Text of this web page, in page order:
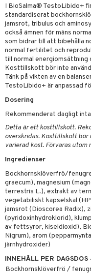
I BioSalma® TestoLibido+
standardiserat
jamsrot, tribulus och
också ämnen för mäns
som bidrar till att bibehålla
normal fertilitet och
till normal
Kosttillskott bör inte
Tänk på vikten av en
TestoLibido+ är anpassad
Dosering
Rekommenderat dagligt
Detta är ett kosttillskott.
överskridas. Kosttillskott
varierad kost. Förvaras utom
Ingredienser
Bockhornsklöverfrö/
graecum), magnesium
terrestris L.), extrakt av
vegetabiliskt kapselskal
jamsrot (Dioscorea Radix),
(pyridoxinhydroklorid),
av fettsyror, kiseldioxid),
Nigrum), arom
järnhydroxider)
INNEHÅLL PER
Bockhornsklöverfrö /
fot
dusch & tvål
oljor
utan sol
K
svar